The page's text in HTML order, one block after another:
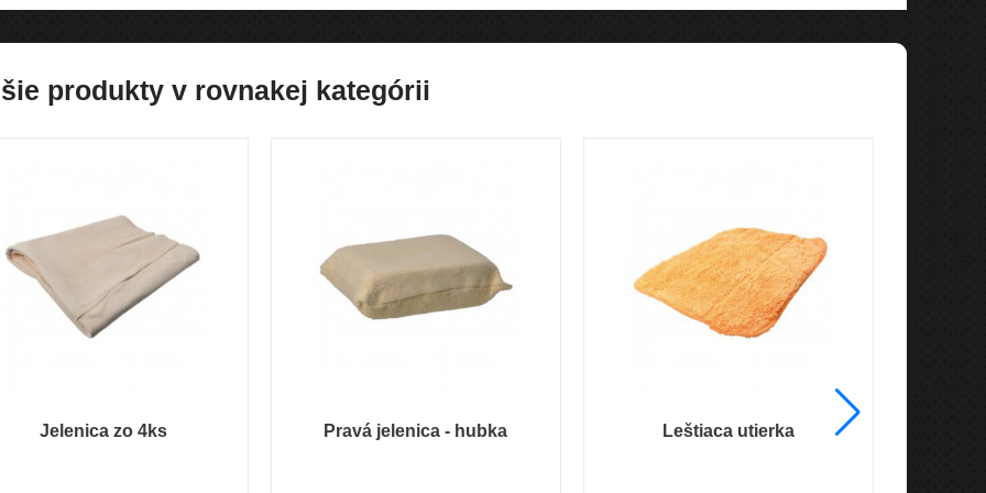
produkty v rovnakej kategórii
Jelenica zo 4ks Pravá jelenica - hubka Leštiaca utierka